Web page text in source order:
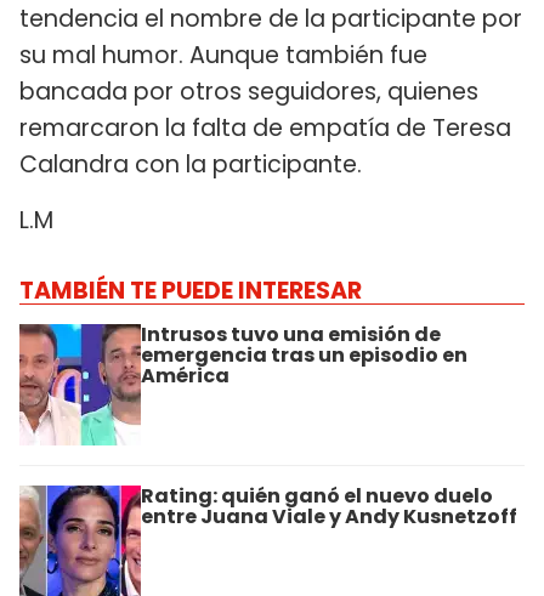
tendencia el nombre de la participante por
su mal humor. Aunque también fue
bancada por otros seguidores, quienes
remarcaron la falta de empatía de Teresa
Calandra con la participante.
L.M
TAMBIÉN TE PUEDE INTERESAR
Intrusos tuvo una emisión de
emergencia tras un episodio en
América
Rating: quién ganó el nuevo duelo
entre Juana Viale y Andy Kusnetzoff